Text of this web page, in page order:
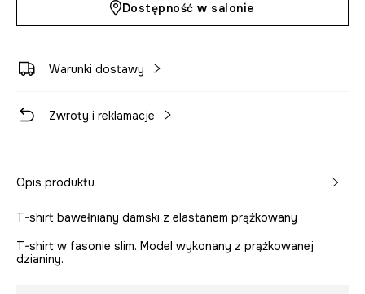
Dostępność w salonie
Warunki dostawy
Zwroty i reklamacje
Opis produktu
T-shirt bawełniany damski z elastanem prążkowany
T-shirt w fasonie slim. Model wykonany z prążkowanej
dzianiny.